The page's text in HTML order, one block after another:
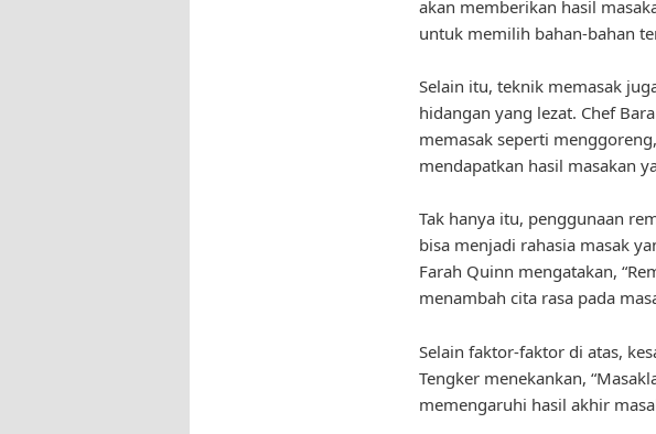
akan memberikan hasil
untuk memilih bahan-bahan
Selain itu, teknik memasak
hidangan yang lezat. Chef
memasak seperti
mendapatkan hasil masakan
Tak hanya itu, penggunaan
bisa menjadi rahasia masak
Farah Quinn mengatakan,
menambah cita rasa pada
Selain faktor-faktor di atas,
Tengker menekankan,
memengaruhi hasil akhir